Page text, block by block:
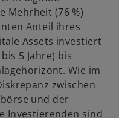
Mehrheit (76 %)
Anteil ihres
Assets investiert
5 Jahre) bis
Wie im
zwischen
und der
Investierenden sind